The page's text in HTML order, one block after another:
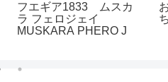
フエギア1833 ムスカ
ラ フェロジェイ
MUSKARA PHERO J